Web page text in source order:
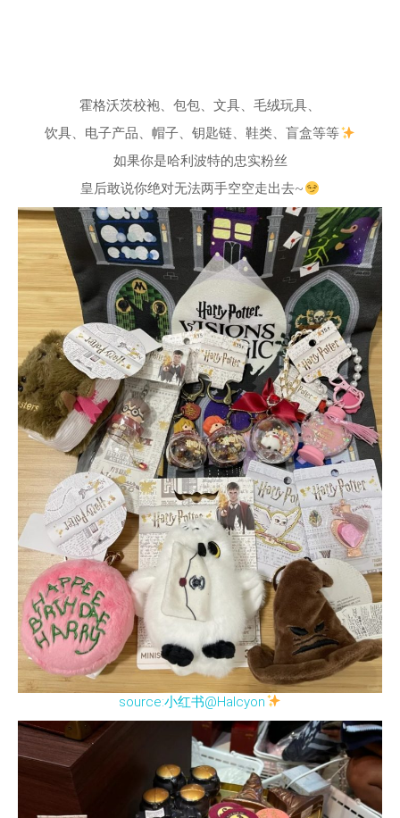
霍格沃茨校袍、包包、文具、毛绒玩具、
饮具、电子产品、帽子、钥匙链、鞋类、盲盒等等
如果你是哈利波特的忠实粉丝
皇后敢说你绝对无法两手空空走出去~
source:小红书@Halcyon